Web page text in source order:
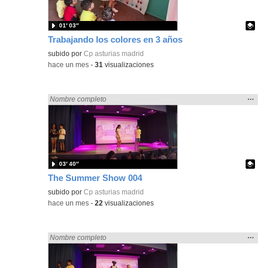
Trabajando los colores en 3 años
Contenido educativo.
subido porCp asturias madrid
01′ 03″
-hace un mes -31 visualizaciones
The Summer Show 004
Encontrado «Asturias» en:
Nombre completo
la
…
Contenido educativo.
subido porCp asturias madrid
03′ 40″
-hace un mes -22 visualizaciones
Encontrado «Asturias» en:
Nombre completo
la
…